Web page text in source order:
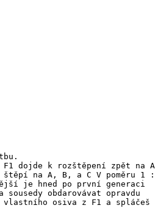
dojde k rozštěpení zpět na A
štěpí na A, B, a C V poměru 1 :
je hned po první generaci
obdarovávat opravdu
vlastního osiva z F1 a spláčeš